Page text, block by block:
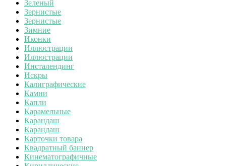
Зеленый
Зернистые
Зернистые
Зимние
Иконки
Иллюстрации
Иллюстрации
Инсталендинг
Искры
Калиграфические
Камни
Капли
Карамельные
Карандаш
Карандаш
Карточки товара
Квадратный баннер
Кинематографичные